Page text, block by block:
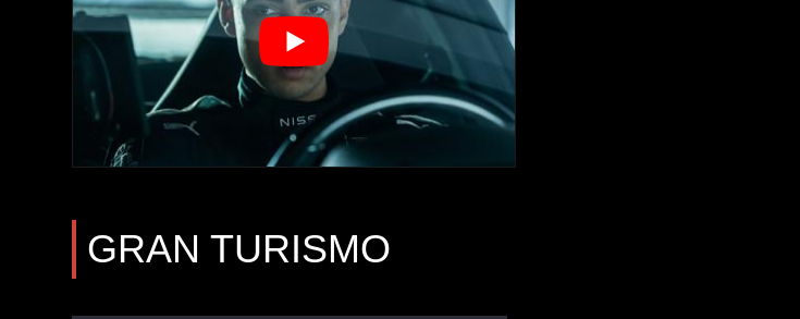
GRAN TURISMO